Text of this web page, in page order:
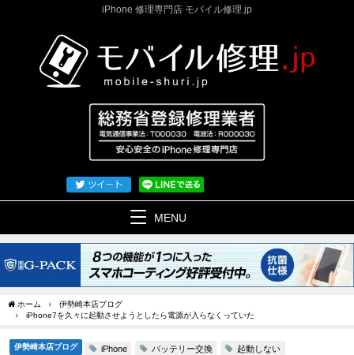
iPhone 修理専門店 モバイル修理.jp
MENU
ホーム
伊勢崎本店ブログ
iPhone7を久々に起動させようとしたら電源が入らなくっていた
伊勢崎本店ブログ iPhone バッテリー交換 起動しない